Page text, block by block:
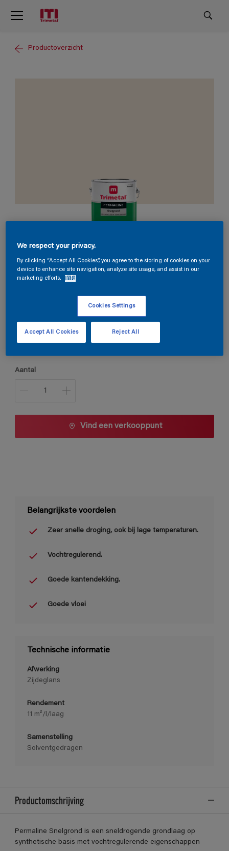
Productoverzicht
Permaline Snelgrond
Verpakkingsgrootte
1 L 2,5 L
Aantal
Vind een verkooppunt
Belangrijkste voordelen
Zeer snelle droging, ook bij lage temperaturen.
Vochtregulerend.
Goede kantendekking.
Goede vloei
Technische informatie
Afwerking
Zijdeglans
Rendement
11 m²/l/laag
Samenstelling
Solventgedragen
Productomschrijving
Permaline Snelgrond is een sneldrogende grondlaag op
synthetische basis met vochtregulerende eigenschappen
We respect your privacy.
By clicking “Accept All Cookies”, you agree to the storing of cookies on your
device to enhance site navigation, analyze site usage, and assist in our
marketing efforts.
Info
Cookies Settings
Reject All
Accept All Cookies